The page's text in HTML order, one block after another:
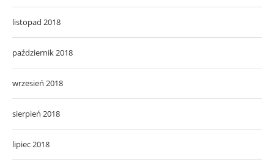
listopad 2018
październik 2018
wrzesień 2018
sierpień 2018
lipiec 2018